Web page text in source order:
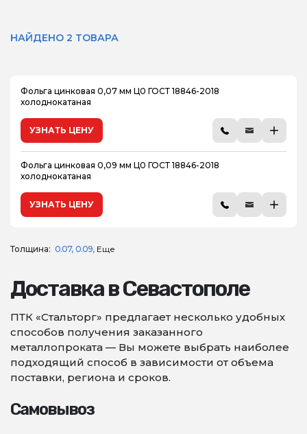
НАЙДЕНО 2 ТОВАРА
Фольга цинковая 0,07 мм Ц0 ГОСТ 18846-2018
холоднокатаная
УЗНАТЬ ЦЕНУ
Фольга цинковая 0,09 мм Ц0 ГОСТ 18846-2018
холоднокатаная
УЗНАТЬ ЦЕНУ
Толщина: 0.07 0.09 Еще
Доставка в Севастополе
ПТК «Стальторг» предлагает несколько удобных
способов получения заказанного
металлопроката — Вы можете выбрать наиболее
подходящий способ в зависимости от объема
поставки, региона и сроков.
Самовывоз